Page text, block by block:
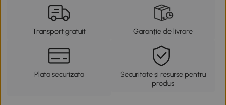
Transport gratuit Garanție de livrare
Plata securizata
Securitate și resurse pentru
produs